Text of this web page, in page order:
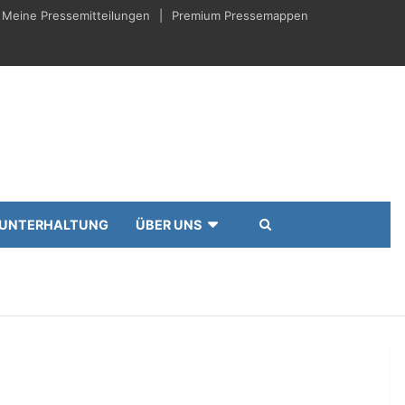
Meine Pressemitteilungen Premium Pressemappen
UNTERHALTUNG ÜBER UNS